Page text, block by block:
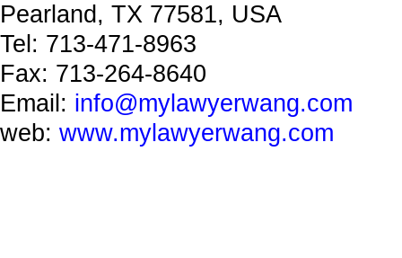
Pearland, TX 77581, USA
Tel: 713-471-8963
Fax: 713-264-8640
Email: info@mylawyerwang.com
web: www.mylawyerwang.com